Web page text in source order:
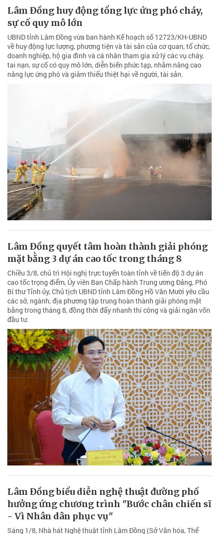
Lâm Đồng huy động tổng lực ứng phó cháy,
sự cố quy mô lớn
UBND tỉnh Lâm Đồng vừa ban hành Kế hoạch số 12723/KH-UBND
về huy động lực lượng, phương tiện và tài sản của cơ quan, tổ chức,
doanh nghiệp, hộ gia đình và cá nhân tham gia xử lý các vụ cháy,
tai nạn, sự cố có quy mô lớn, diễn biến phức tạp, nhằm nâng cao
năng lực ứng phó và giảm thiểu thiệt hại về người, tài sản.
Lâm Đồng quyết tâm hoàn thành giải phóng
mặt bằng 3 dự án cao tốc trong tháng 8
Chiều 3/8, chủ trì Hội nghị trực tuyến toàn tỉnh về tiến độ 3 dự án
cao tốc trọng điểm, Ủy viên Ban Chấp hành Trung ương Đảng, Phó
Bí thư Tỉnh ủy, Chủ tịch UBND tỉnh Lâm Đồng Hồ Văn Mười yêu cầu
các sở, ngành, địa phương tập trung hoàn thành giải phóng mặt
bằng trong tháng 8, đồng thời đẩy nhanh thi công và giải ngân vốn
đầu tư.
Lâm Đồng biểu diễn nghệ thuật đường phố
hưởng ứng chương trình "Bước chân chiến sĩ
- Vì Nhân dân phục vụ"
Sáng 1/8, Nhà hát Nghệ thuật tỉnh Lâm Đồng (Sở Văn hóa, Thể